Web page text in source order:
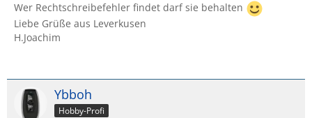
Wer Rechtschreibefehler findet darf sie behalten
Liebe Grüße aus Leverkusen
H.Joachim
Ybboh
Hobby-Profi